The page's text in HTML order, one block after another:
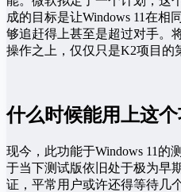
成的目标是让Windows 11在相
够追赶得上甚至是超过对手。
操作之上，仅仅只是K2项目的
什么时候能用上这
现今，此功能于Windows 11的
于当下测试版依旧处于极为早
证，平常用户或许还得等待几